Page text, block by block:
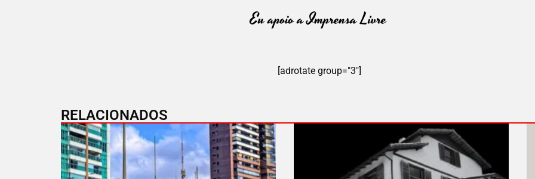
[adrotate group="3"]
RELACIONADOS